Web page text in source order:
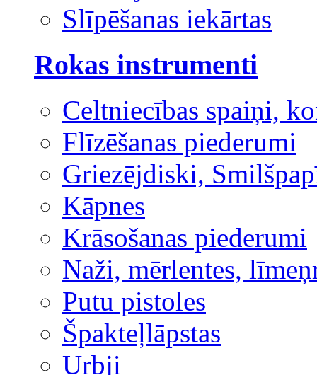
Slīpēšanas iekārtas
Rokas instrumenti
Celtniecības spaiņi,
Flīzēšanas piederumi
Griezējdiski,
Kāpnes
Krāsošanas piederumi
Naži, mērlentes,
Putu pistoles
Špakteļlāpstas
Urbji